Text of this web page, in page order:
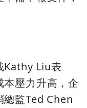
Kathy Liu表
壓力升高，企
總監Ted Chen